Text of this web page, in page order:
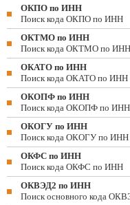
ОКПО по ИНН
Поиск кода ОКПО по ИНН
ОКТМО по ИНН
Поиск кода ОКТМО по ИНН
ОКАТО по ИНН
Поиск кода ОКАТО по ИНН
ОКОПФ по ИНН
Поиск кода ОКОПФ по ИНН
ОКОГУ по ИНН
Поиск кода ОКОГУ по ИНН
ОКФС по ИНН
Поиск кода ОКФС по ИНН
ОКВЭД2 по ИНН
Поиск основного кода